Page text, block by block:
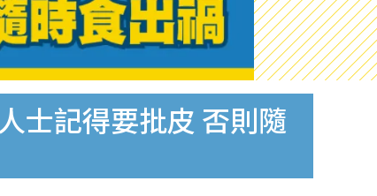
士記得要批皮 否則隨